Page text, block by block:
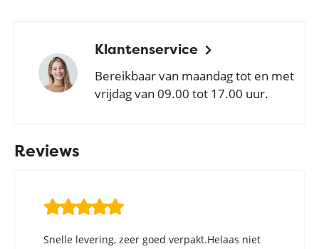
Klantenservice
Bereikbaar van maandag tot en met
vrijdag van 09.00 tot 17.00 uur.
Reviews
Snelle levering, zeer goed verpakt.Helaas niet